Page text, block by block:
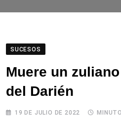
SUCESOS
Muere un
del Darién
19 DE JULIO DE 2022